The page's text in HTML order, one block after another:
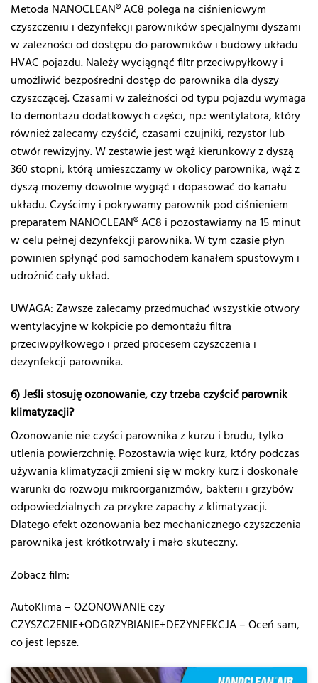
Metoda NANOCLEAN® AC8 polega na ciśnieniowym
czyszczeniu i dezynfekcji parowników specjalnymi dyszami
w zależności od dostępu do parowników i budowy układu
HVAC pojazdu. Należy wyciągnąć filtr przeciwpyłkowy i
umożliwić bezpośredni dostęp do parownika dla dyszy
czyszczącej. Czasami w zależności od typu pojazdu wymaga
to demontażu dodatkowych części, np.: wentylatora, który
również zalecamy czyścić, czasami czujniki, rezystor lub
otwór rewizyjny. W zestawie jest wąż kierunkowy z dyszą
360 stopni, którą umieszczamy w okolicy parownika, wąż z
dyszą możemy dowolnie wygiąć i dopasować do kanału
układu. Czyścimy i pokrywamy parownik pod ciśnieniem
preparatem NANOCLEAN® AC8 i pozostawiamy na 15 minut
w celu pełnej dezynfekcji parownika. W tym czasie płyn
powinien spłynąć pod samochodem kanałem spustowym i
udrożnić cały układ.
UWAGA: Zawsze zalecamy przedmuchać wszystkie otwory
wentylacyjne w kokpicie po demontażu filtra
przeciwpyłkowego i przed procesem czyszczenia i
dezynfekcji parownika.
6) Jeśli stosuję ozonowanie, czy trzeba czyścić parownik
klimatyzacji?
Ozonowanie nie czyści parownika z kurzu i brudu, tylko
utlenia powierzchnię. Pozostawia więc kurz, który podczas
używania klimatyzacji zmieni się w mokry kurz i doskonałe
warunki do rozwoju mikroorganizmów, bakterii i grzybów
odpowiedzialnych za przykre zapachy z klimatyzacji.
Dlatego efekt ozonowania bez mechanicznego czyszczenia
parownika jest krótkotrwały i mało skuteczny.
Zobacz film:
AutoKlima – OZONOWANIE czy
CZYSZCZENIE+ODGRZYBIANIE+DEZYNFEKCJA – Oceń sam,
co jest lepsze.